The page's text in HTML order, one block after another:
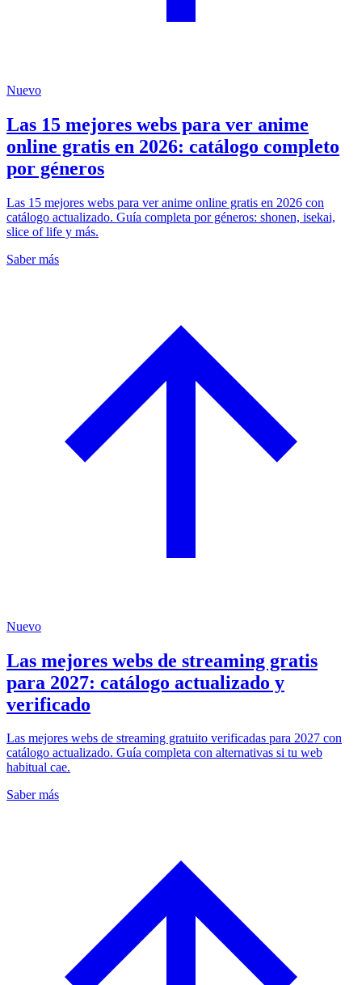
Nuevo
Las 15 mejores webs para ver anime
online gratis en 2026: catálogo completo
por géneros
Las 15 mejores webs para ver anime online gratis en 2026 con
catálogo actualizado. Guía completa por géneros: shonen, isekai,
slice of life y más.
Saber más
Nuevo
Las mejores webs de streaming gratis
para 2027: catálogo actualizado y
verificado
Las mejores webs de streaming gratuito verificadas para 2027 con
catálogo actualizado. Guía completa con alternativas si tu web
habitual cae.
Saber más